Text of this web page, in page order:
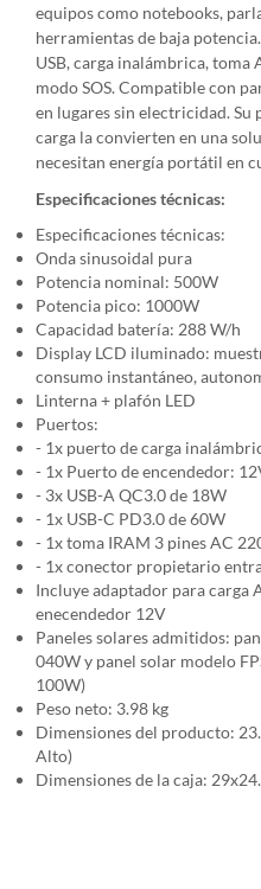
equipos como notebooks,
herramientas de baja
USB, carga inalámbrica, toma
modo SOS. Compatible con
en lugares sin electricidad. Su
carga la convierten en una
necesitan energía portátil en
Especificaciones técnicas:
Especificaciones técnicas:
Onda sinusoidal pura
Potencia nominal: 500W
Potencia pico: 1000W
Capacidad batería: 288 W/h
Display LCD iluminado:
consumo instantáneo,
Linterna + plafón LED
Puertos:
- 1x puerto de carga
- 1x Puerto de encendedor:
- 3x USB-A QC3.0 de 18W
- 1x USB-C PD3.0 de 60W
- 1x toma IRAM 3 pines AC
- 1x conector propietario
Incluye adaptador para carga
enecendedor 12V
Paneles solares admitidos:
040W y panel solar modelo
100W)
Peso neto: 3.98 kg
Dimensiones del producto:
Alto)
Dimensiones de la caja: